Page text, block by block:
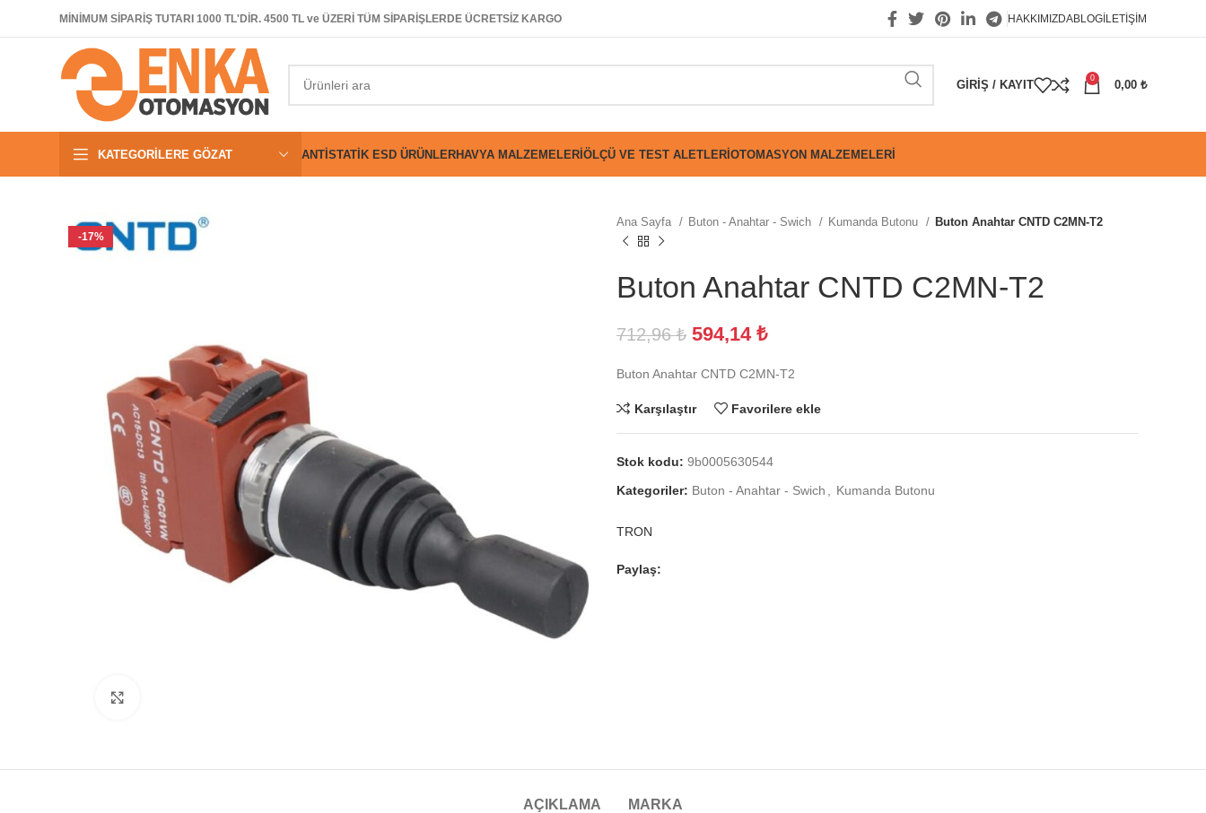
MİNİMUM SİPARİŞ TUTARI 1000 TL'DİR. 4500 TL ve ÜZERİ TÜM SİPARİŞLERDE ÜCRETSİZ KARGO HAKKIMIZDABLOGİLETIŞIM
GIRIŞ / KAYIT
0
0,00 ₺
KATEGORILERE GÖZAT ANTISTATIK ESD ÜRÜNLERHAVYA MALZEMELERIÖLÇÜ VE TEST ALETLERIOTOMASYON MALZEMELERI
-17%
Ana Sayfa Buton - Anahtar - Swich Kumanda Butonu Buton Anahtar CNTD C2MN-T2
Buton Anahtar CNTD C2MN-T2
712,96₺ 594,14 ₺
Buton Anahtar CNTD C2MN-T2
Karşılaştır Favorilere ekle
Stok kodu: 9b0005630544
Kategoriler: Buton - Anahtar - Swich Kumanda Butonu
TRON
Paylaş:
AÇIKLAMA MARKA